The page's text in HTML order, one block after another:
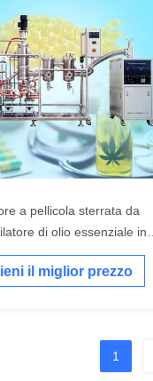
a pellicola sterrata da
di olio essenziale in
da 316L
il miglior prezzo
1